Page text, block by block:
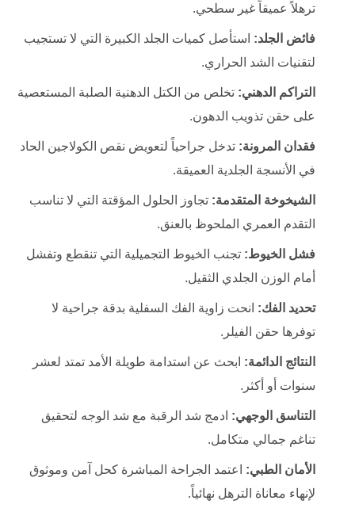
ترهلاً عميقاً غير سطحي.
فائض الجلد: استأصل كميات الجلد الكبيرة التي لا تستجيب
لتقنيات الشد الحراري.
التراكم الدهني: تخلص من الكتل الدهنية الصلبة المستعصية
على حقن تذويب الدهون.
فقدان المرونة: تدخل جراحياً لتعويض نقص الكولاجين الحاد
في الأنسجة الجلدية العميقة.
الشيخوخة المتقدمة: تجاوز الحلول المؤقتة التي لا تناسب
التقدم العمري الملحوظ بالعنق.
فشل الخيوط: تجنب الخيوط التجميلية التي تنقطع وتفشل
أمام الوزن الجلدي الثقيل.
تحديد الفك: انحت زاوية الفك السفلية بدقة جراحية لا
توفرها حقن الفيلر.
النتائج الدائمة: ابحث عن استدامة طويلة الأمد تمتد لعشر
سنوات أو أكثر.
التناسق الوجهي: ادمج شد الرقبة مع شد الوجه لتحقيق
تناغم جمالي متكامل.
الأمان الطبي: اعتمد الجراحة المباشرة كحل آمن وموثوق
لإنهاء معاناة الترهل نهائياً.